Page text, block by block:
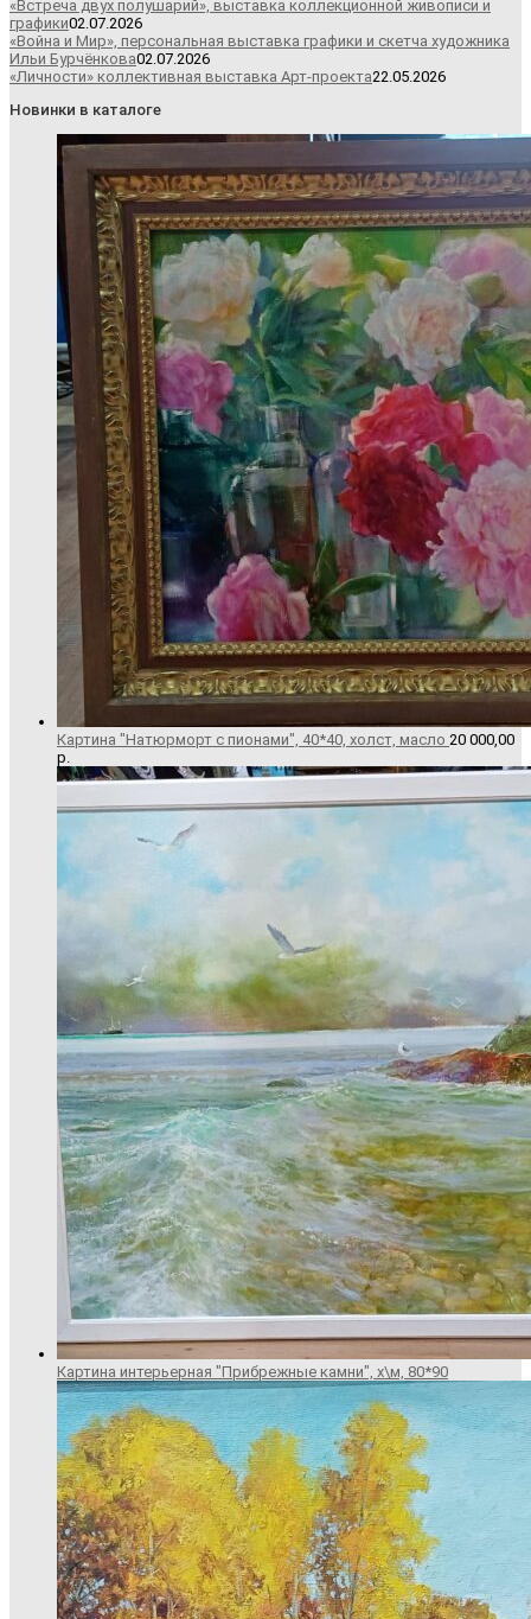
«Встреча двух полушарий», выставка коллекционной живописи и
графики02.07.2026
«Война и Мир», персональная выставка графики и скетча художника
Ильи Бурчёнкова02.07.2026
«Личности» коллективная выставка Арт-проекта22.05.2026
Новинки в каталоге
Картина "Натюрморт с пионами", 40*40, холст, масло 20 000,00
р.
Картина интерьерная "Прибрежные камни", х\м, 80*90